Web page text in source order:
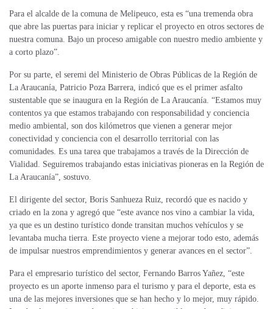
Para el alcalde de la comuna de Melipeuco, esta es “una tremenda obra
que abre las puertas para iniciar y replicar el proyecto en otros sectores de
nuestra comuna. Bajo un proceso amigable con nuestro medio ambiente y
a corto plazo”.
Por su parte, el seremi del Ministerio de Obras Públicas de la Región de
La Araucanía, Patricio Poza Barrera, indicó que es el primer asfalto
sustentable que se inaugura en la Región de La Araucanía. “Estamos muy
contentos ya que estamos trabajando con responsabilidad y conciencia
medio ambiental, son dos kilómetros que vienen a generar mejor
conectividad y conciencia con el desarrollo territorial con las
comunidades. Es una tarea que trabajamos a través de la Dirección de
Vialidad. Seguiremos trabajando estas iniciativas pioneras en la Región de
La Araucanía”, sostuvo.
El dirigente del sector, Boris Sanhueza Ruiz, recordó que es nacido y
criado en la zona y agregó que “este avance nos vino a cambiar la vida,
ya que es un destino turístico donde transitan muchos vehículos y se
levantaba mucha tierra. Este proyecto viene a mejorar todo esto, además
de impulsar nuestros emprendimientos y generar avances en el sector”.
Para el empresario turístico del sector, Fernando Barros Yañez, “este
proyecto es un aporte inmenso para el turismo y para el deporte, esta es
una de las mejores inversiones que se han hecho y lo mejor, muy rápido.